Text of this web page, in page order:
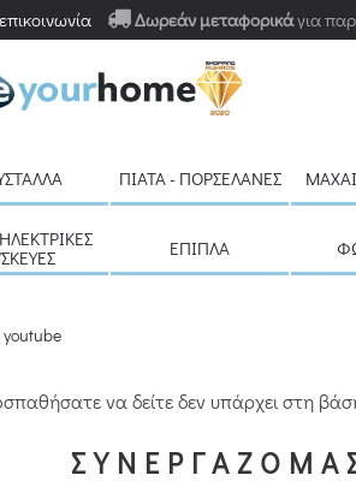
Δωρεάν μεταφορικάγια
επικοινωνία
ΠΙΆΤΑ - ΠΟΡΣΕΛΆΝΕΣ
ΈΠΙΠΛΑ
youtube
να δείτε δεν υπάρχει στη